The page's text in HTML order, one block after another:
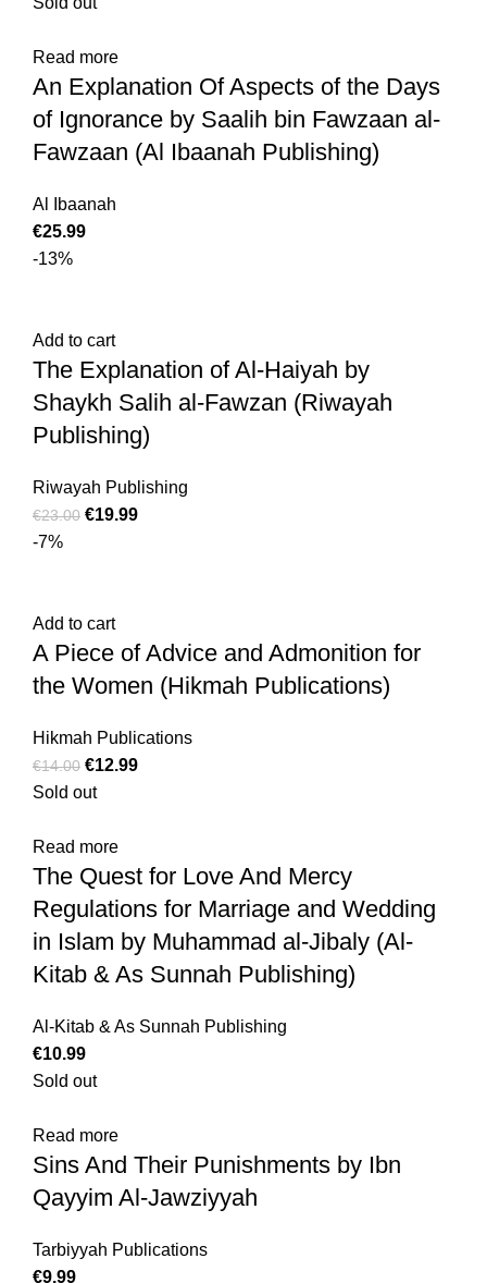
Read more
An Explanation Of Aspects of the Days
of Ignorance by Saalih bin Fawzaan al-
Fawzaan (Al Ibaanah Publishing)
Al Ibaanah
€25.99
-13%
Add to cart
The Explanation of Al-Haiyah by
Shaykh Salih al-Fawzan (Riwayah
Publishing)
Riwayah Publishing
€23.00 €19.99
-7%
Add to cart
A Piece of Advice and Admonition for
the Women (Hikmah Publications)
Hikmah Publications
€14.00 €12.99
Sold out
Read more
The Quest for Love And Mercy
Regulations for Marriage and Wedding
in Islam by Muhammad al-Jibaly (Al-
Kitab & As Sunnah Publishing)
Al-Kitab & As Sunnah Publishing
€10.99
Sold out
Read more
Sins And Their Punishments by Ibn
Qayyim Al-Jawziyyah
Tarbiyyah Publications
€9.99